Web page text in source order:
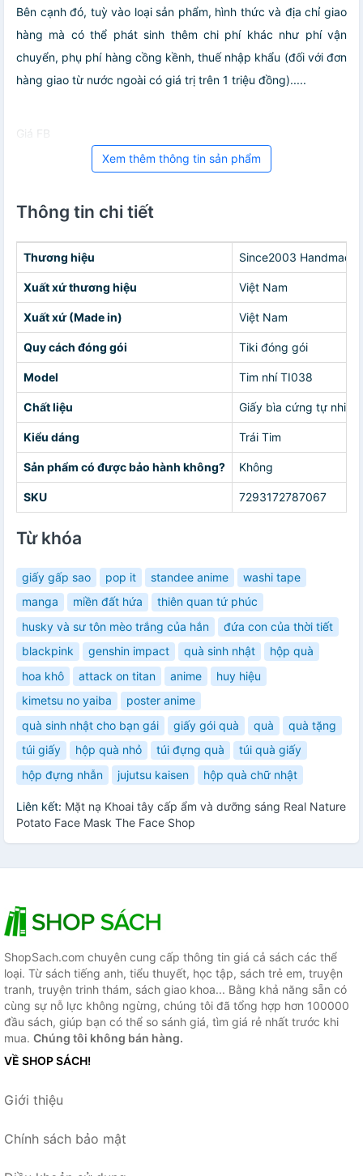
Bên cạnh đó, tuỳ vào loại sản phẩm, hình thức và địa chỉ giao
hàng mà có thể phát sinh thêm chi phí khác như phí vận
chuyển, phụ phí hàng cồng kềnh, thuế nhập khẩu (đối với đơn
hàng giao từ nước ngoài có giá trị trên 1 triệu đồng).....
Giá FB
Xem thêm thông tin sản phẩm
Thông tin chi tiết
Thương hiệu Since2003 Handmade
Xuất xứ thương hiệu Việt Nam
Xuất xứ (Made in) Việt Nam
Quy cách đóng gói Tiki đóng gói
Model Tim nhí TI038
Chất liệu Giấy bìa cứng tự nhiên
Kiểu dáng Trái Tim
Sản phẩm có được bảo hành không? Không
SKU 7293172787067
Từ khóa
giấy gấp sao pop it standee anime
washi tape
manga
miền đất hứa
thiên quan tứ phúc
husky và sư tôn mèo trắng của hắn
đứa con của thời tiết
blackpink
genshin impact quà sinh nhật
hộp quà
hoa khô
attack on titan anime
huy hiệu
kimetsu no yaiba
poster anime
quà sinh nhật cho bạn gái
giấy gói quà quà
quà tặng
túi giấy
hộp quà nhỏ túi đựng quà
túi quà giấy
hộp đựng nhẫn
jujutsu kaisen hộp quà chữ nhật
Liên kết: Mặt nạ Khoai tây cấp ẩm và dưỡng sáng Real Nature
Potato Face Mask The Face Shop
ShopSach.com chuyên cung cấp thông tin giá cả sách các thể
loại. Từ sách tiếng anh, tiểu thuyết, học tập, sách trẻ em, truyện
tranh, truyện trinh thám, sách giao khoa... Bằng khả năng sẵn có
cùng sự nỗ lực không ngừng, chúng tôi đã tổng hợp hơn 100000
đầu sách, giúp bạn có thể so sánh giá, tìm giá rẻ nhất trước khi
mua. Chúng tôi không bán hàng.
VỀ SHOP SÁCH!
Giới thiệu
Chính sách bảo mật